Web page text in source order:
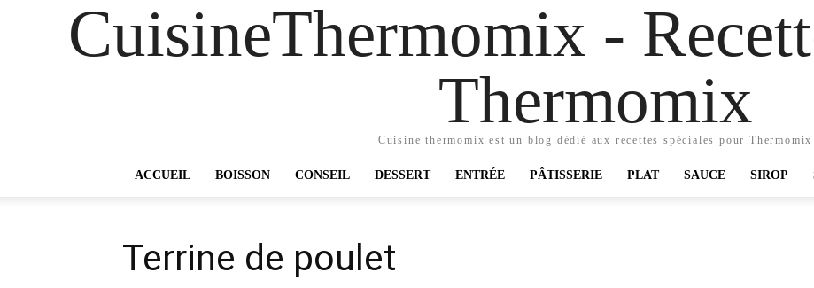
CuisineThermomix -
Thermomix
Cuisine thermomix est un blog dédié aux recettes spéciales pour Thermomix
ACCUEIL BOISSON CONSEIL DESSERT ENTRÉE PÂTISSERIE PLAT SAUCE SIROP
Terrine de poulet